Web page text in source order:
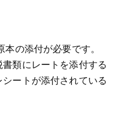
の添付が必要です。
類にレートを添付する
ートが添付されている